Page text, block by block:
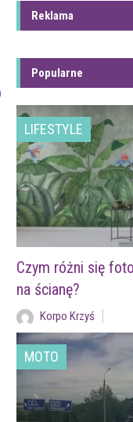
Reklama
Popularne
LIFESTYLE
Czym różni się
na ścianę?
Korpo Krzyś
MOTO